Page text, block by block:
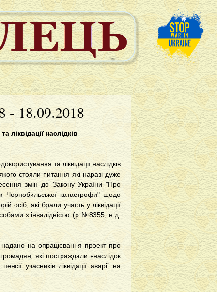
- 18.09.2018
ліквідації наслідків
та ліквідації наслідків
стояли питання які наразі дуже
змін до Закону України "Про
Чорнобильської катастрофи" щодо
осіб, які брали участь у ліквідації
з інвалідністю (р.№8355, н.д.
на опрацювання проект про
які постраждали внаслідок
учасників ліквідації аварії на